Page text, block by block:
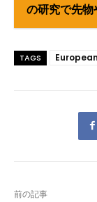
の研究で先
TAGS
前の記事